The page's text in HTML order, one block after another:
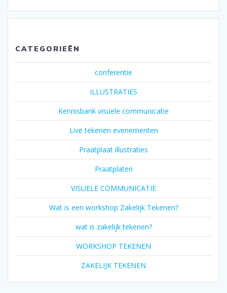
CATEGORIEËN
conferentie
ILLUSTRATIES
Kennisbank visuele communicatie
Live tekenen evenementen
Praatplaat illustraties
Praatplaten
VISUELE COMMUNICATIE
Wat is een workshop Zakelijk Tekenen?
wat is zakelijk tekenen?
WORKSHOP TEKENEN
ZAKELIJK TEKENEN